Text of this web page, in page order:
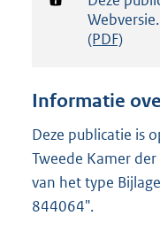
(PDF)
Informatie
Deze publicatie is
Tweede Kamer
van het type
844064".